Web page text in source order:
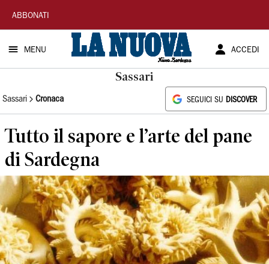
La
Nuova
Sardegna
ABBONATI
MENU ACCEDI
Sassari
Sassari Cronaca SEGUICI SU DISCOVER
Tutto il sapore e l’arte del pane
di Sardegna